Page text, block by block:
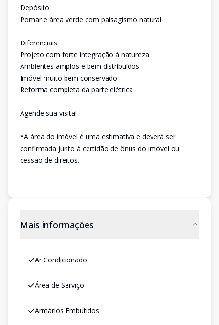
Depósito
Pomar e área verde com paisagismo natural
Diferenciais:
Projeto com forte integração à natureza
Ambientes amplos e bem distribuídos
Imóvel muito bem conservado
Reforma completa da parte elétrica
Agende sua visita!
*A área do imóvel é uma estimativa e deverá ser
confirmada junto à certidão de ônus do imóvel ou
cessão de direitos.
Mais informações
Ar Condicionado
Área de Serviço
Armários Embutidos